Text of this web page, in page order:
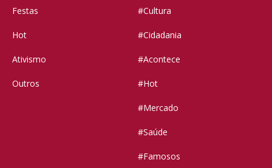
Festas
Hot
Ativismo
Outros
#Cultura
#Cidadania
#Acontece
#Hot
#Mercado
#Saúde
#Famosos